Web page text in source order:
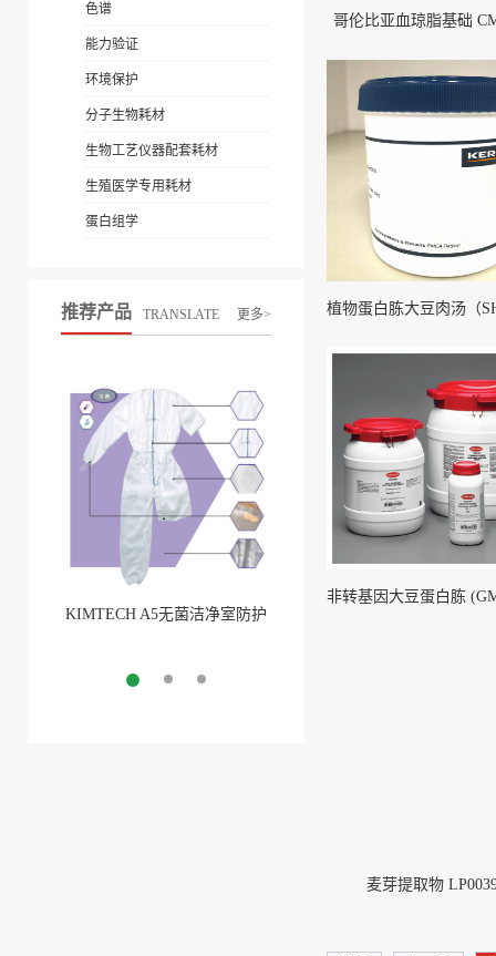
色谱
能力验证
环境保护
分子生物耗材
生物工艺仪器配套耗材
生殖医学专用耗材
蛋白组学
推荐产品 TRANSLATE 更多>
KIMTECH A5无菌洁净室防护
哥伦比亚血琼脂基础
麦芽提取物